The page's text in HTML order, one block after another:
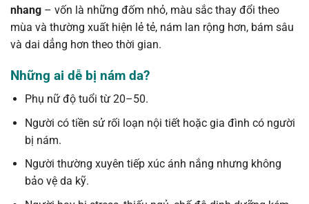
nhang – vốn là những đốm nhỏ, màu sắc thay đổi theo
mùa và thường xuất hiện lẻ tẻ, nám lan rộng hơn, bám sâu
và dai dẳng hơn theo thời gian.
Những ai dễ bị nám da?
Phụ nữ độ tuổi từ 20–50.
Người có tiền sử rối loạn nội tiết hoặc gia đình có người
bị nám.
Người thường xuyên tiếp xúc ánh nắng nhưng không
bảo vệ da kỹ.